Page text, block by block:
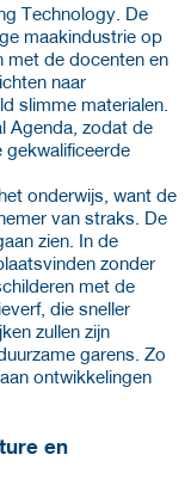
Technology. De
maakindustrie op
met de docenten en
naar
slimme materialen.
Agenda, zodat de
onderwijs, want de
van straks. De
zien. In de
zonder
met de
die sneller
zullen zijn
garens. Zo
ontwikkelingen
en